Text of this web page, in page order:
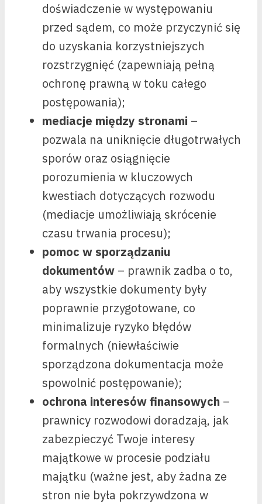
doświadczenie w występowaniu
przed sądem, co może przyczynić się
do uzyskania korzystniejszych
rozstrzygnięć (zapewniają pełną
ochronę prawną w toku całego
postępowania);
mediacje między stronami –
pozwala na uniknięcie długotrwałych
sporów oraz osiągnięcie
porozumienia w kluczowych
kwestiach dotyczących rozwodu
(mediacje umożliwiają skrócenie
czasu trwania procesu);
pomoc w sporządzaniu
dokumentów – prawnik zadba o to,
aby wszystkie dokumenty były
poprawnie przygotowane, co
minimalizuje ryzyko błędów
formalnych (niewłaściwie
sporządzona dokumentacja może
spowolnić postępowanie);
ochrona interesów finansowych –
prawnicy rozwodowi doradzają, jak
zabezpieczyć Twoje interesy
majątkowe w procesie podziału
majątku (ważne jest, aby żadna ze
stron nie była pokrzywdzona w